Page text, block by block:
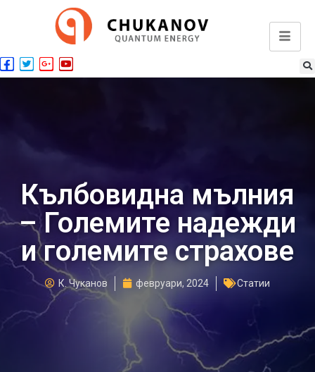
Кълбовидна мълния
– Големите надежди
и големите страхове
К. Чуканов февруари, 2024 Статии